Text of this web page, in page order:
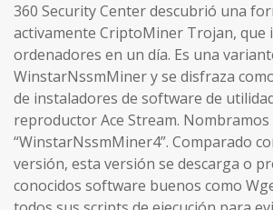
360 Security Center descubrió una
activamente CriptoMiner Trojan, que
ordenadores en un día. Es una
WinstarNssmMiner y se disfraza
de instaladores de software de
reproductor Ace Stream.
“WinstarNssmMiner4”. Comparado
versión, esta versión se descarga o
conocidos software buenos como